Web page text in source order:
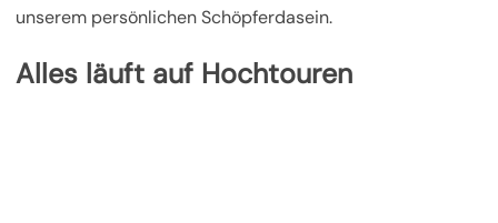
unserem persönlichen Schöpferdasein.
Alles läuft auf Hochtouren